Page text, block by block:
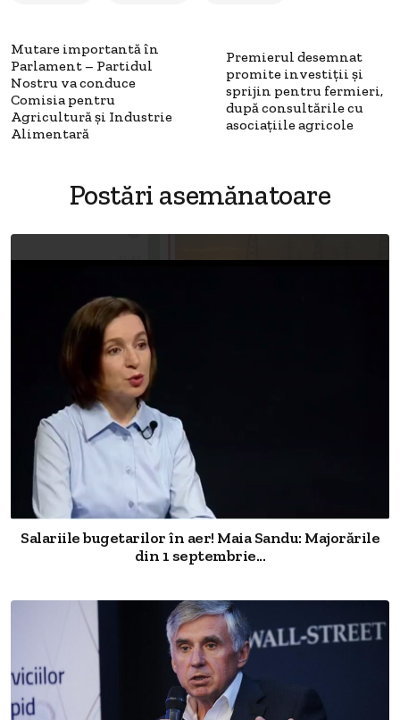
Mutare importantă în
Parlament – Partidul
Nostru va conduce
Comisia pentru
Agricultură și Industrie
Alimentară
Premierul desemnat
promite investiții și
sprijin pentru fermieri,
după consultările cu
asociațiile agricole
Postări asemănatoare
Salariile bugetarilor în aer! Maia Sandu: Majorările
din 1 septembrie...